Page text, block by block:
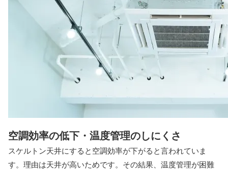
空調効率の低下・温度管理のしにくさ
スケルトン天井にすると空調効率が下がると言われていま
す。理由は天井が高いためです。その結果、温度管理が困難